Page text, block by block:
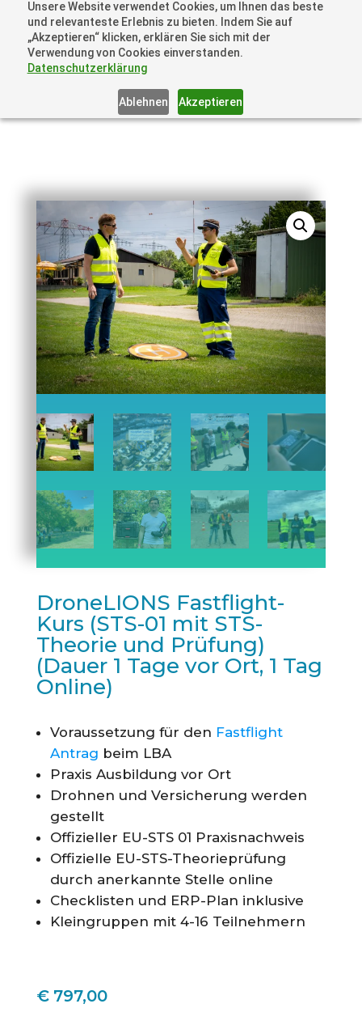
Unsere Website verwendet Cookies, um Ihnen das beste
und relevanteste Erlebnis zu bieten. Indem Sie auf
„Akzeptieren“ klicken, erklären Sie sich mit der
Verwendung von Cookies einverstanden.
Datenschutzerklärung
Ablehnen Akzeptieren
+41 44505 6667 oder +49 157 3598 0006
info@dronelions.academy
DroneLIONS Fastflight-
Kurs (STS-01 mit STS-
Theorie und Prüfung)
(Dauer 1 Tage vor Ort, 1 Tag
Online)
Voraussetzung für den Fastflight
Antrag beim LBA
Praxis Ausbildung vor Ort
Drohnen und Versicherung werden
gestellt
Offizieller EU-STS 01 Praxisnachweis
Offizielle EU-STS-Theorieprüfung
durch anerkannte Stelle online
Checklisten und ERP-Plan inklusive
Kleingruppen mit 4-16 Teilnehmern
€797,00